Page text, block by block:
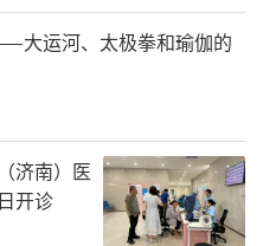
大运河、太极拳和瑜伽的
济南）医
开诊